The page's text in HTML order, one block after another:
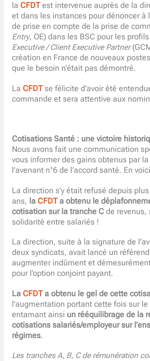
la CFDT est intervenue auprès de la
et dans les instances pour dénoncer à
de prise en compte de la prise de
Entry, OE) dans les BSC pour les profils
Executive / Client Executive Partner
création en France de nouveaux
que le besoin n’était pas démontré.
La CFDT se félicite d’avoir été
commande et sera attentive aux
Cotisations Santé : une victoire
Nous avons fait une communication
vous informer des gains obtenus par la
l’avenant n°6 de l’accord santé. En
La direction s’y était refusé depuis
ans, la CFDTa obtenu le
cotisation sur la tranche Cde revenus,
solidarité entre salariés !
La direction, suite à la signature de
deux syndicats, avait lancé un
augmenter indûment et
pour l’option conjoint payant.
La CFDTa obtenu le gel de cette
l’augmentation portant cette fois sur
entamant ainsi un rééquilibrage de la
cotisations salariés/employeur sur
régimes.
Les tranches A, B, C de rémunération